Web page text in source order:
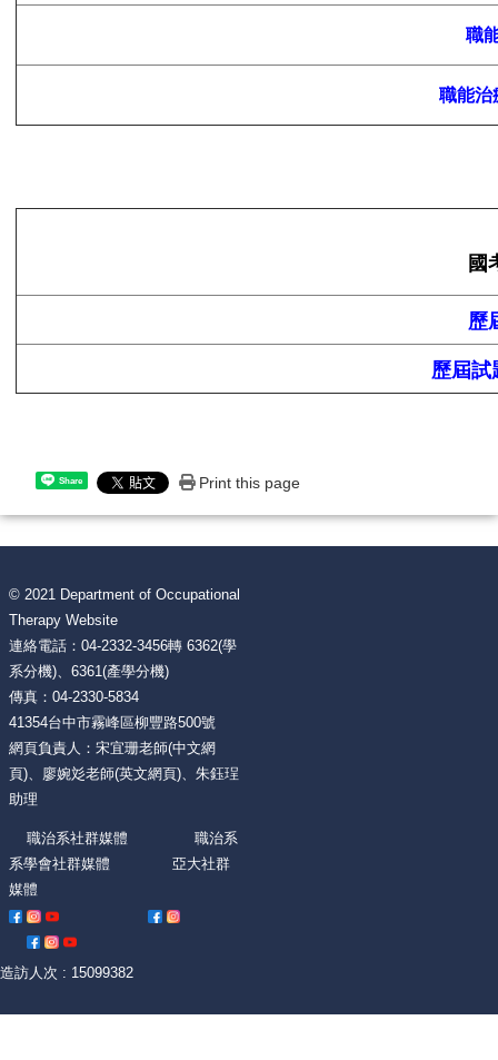
職
職能治
國
歷
歷屆試
Share Print this page
© 2021 Department of Occupational
Therapy Website
連絡電話：04-2332-3456轉 6362(學
系分機)、6361(產學分機)
傳真：04-2330-5834
41354台中市霧峰區柳豐路500號
網頁負責人：宋宜珊老師(中文網
頁)、廖婉彣老師(英文網頁)、朱鈺珵
助理
職治系社群媒體 職治系
系學會社群媒體 亞大社群
媒體
造訪人次 : 15099382